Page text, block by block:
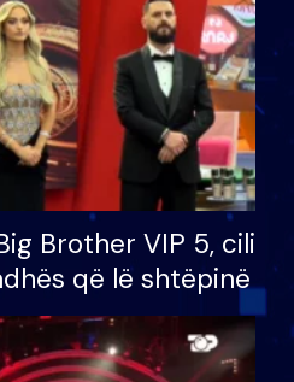
Brother VIP 5, cili
që lë shtëpinë